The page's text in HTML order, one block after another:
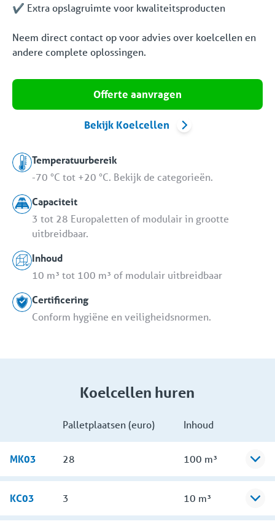
✔️ Extra opslagruimte voor kwaliteitsproducten
Neem direct contact op voor advies over koelcellen en
andere complete oplossingen.
Offerte aanvragen
Bekijk Koelcellen
Temperatuurbereik
-70 °C tot +20 °C. Bekijk de categorieën.
Capaciteit
3 tot 28 Europaletten of modulair in grootte
uitbreidbaar.
Inhoud
10 m³ tot 100 m³ of modulair uitbreidbaar
Certificering
Conform hygiëne en veiligheidsnormen.
Koelcellen huren
Palletplaatsen (euro) Inhoud
MK03 28 100 m³
KC03 3 10 m³